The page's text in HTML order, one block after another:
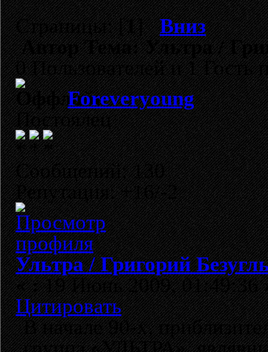
Страницы: [1]Вниз
АвторТема: Ультра /
0 Пользователей и 1 Гость
Foreveryoung
Постоялец
Сообщений: 130
Репутация: +16/-2
Ультра / Григорий
«:19 Июнь 2009, 01:49:36
Цитировать
В начале 90-х,